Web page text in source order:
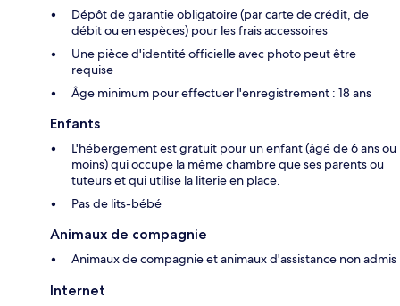
Dépôt de garantie obligatoire (par carte de crédit, de
débit ou en espèces) pour les frais accessoires
Une pièce d'identité officielle avec photo peut être
requise
Âge minimum pour effectuer l'enregistrement : 18 ans
Enfants
L'hébergement est gratuit pour un enfant (âgé de 6 ans ou
moins) qui occupe la même chambre que ses parents ou
tuteurs et qui utilise la literie en place.
Pas de lits-bébé
Animaux de compagnie
Animaux de compagnie et animaux d'assistance non admis
Internet